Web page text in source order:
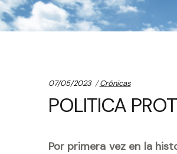
07/05/2023 Categories:
Crónicas
POLITICA
Por primera vez en la